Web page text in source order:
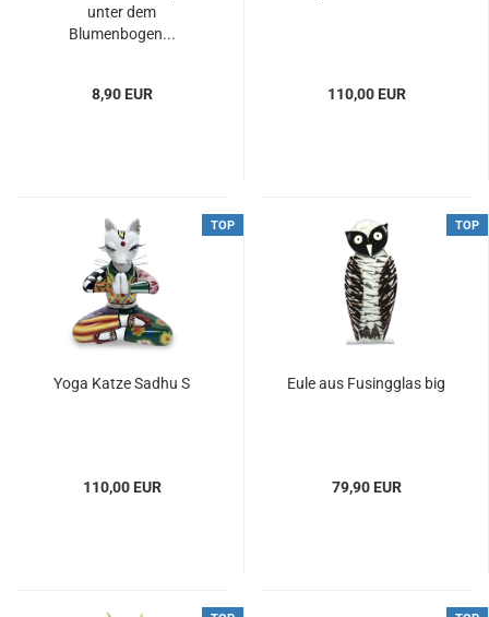
unter dem
Blumenbogen...
8,90 EUR 110,00 EUR
TOP
Yoga Katze Sadhu S
110,00 EUR
TOP
Eule aus Fusingglas big
79,90 EUR